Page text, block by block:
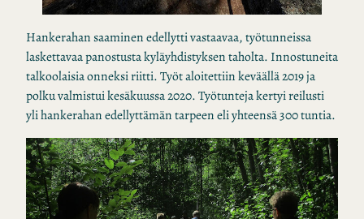
Hankerahan saaminen edellytti vastaavaa, työtunneissa
laskettavaa panostusta kyläyhdistyksen taholta. Innostuneita
talkoolaisia onneksi riitti. Työt aloitettiin keväällä 2019 ja
polku valmistui kesäkuussa 2020. Työtunteja kertyi reilusti
yli hankerahan edellyttämän tarpeen eli yhteensä 300 tuntia.